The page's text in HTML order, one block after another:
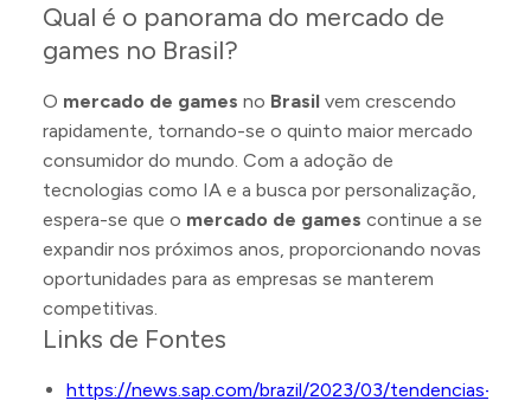
Qual é o panorama do mercado de
games no Brasil?
O mercado de games no Brasil vem crescendo
rapidamente, tornando-se o quinto maior mercado
consumidor do mundo. Com a adoção de
tecnologias como IA e a busca por personalização,
espera-se que o mercado de games continue a se
expandir nos próximos anos, proporcionando novas
oportunidades para as empresas se manterem
competitivas.
Links de Fontes
https://news.sap.com/brazil/2023/03/tendencias-